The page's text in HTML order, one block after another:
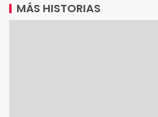
MÁS HISTORIAS